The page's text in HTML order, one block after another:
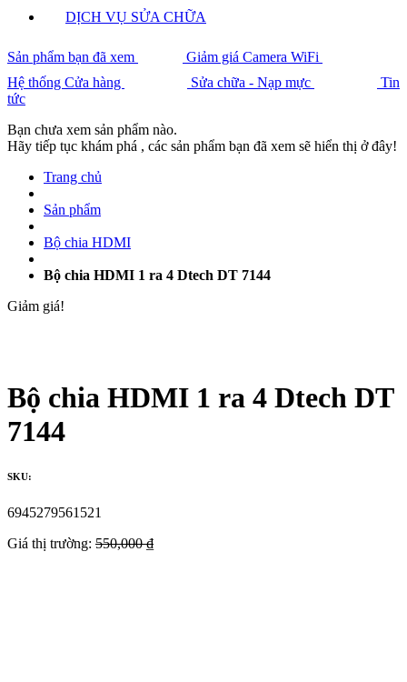
DỊCH VỤ SỬA CHỮA
Sản phẩm bạn đã xem
Giảm giá Camera WiFi
Hệ thống Cửa hàng
Sửa chữa - Nạp mực
Tin
tức
Bạn chưa xem sản phẩm nào.
Hãy tiếp tục khám phá , các sản phẩm bạn đã xem sẽ hiển thị ở đây!
Trang chủ
Sản phẩm
Bộ chia HDMI
Bộ chia HDMI 1 ra 4 Dtech DT 7144
Giảm giá!
Bộ chia HDMI 1 ra 4 Dtech DT
7144
SKU:
6945279561521
Giá thị trường: 550,000 ₫